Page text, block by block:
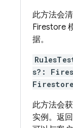
此方法会
Firestore
据。
s?:
此方法会
实例。返